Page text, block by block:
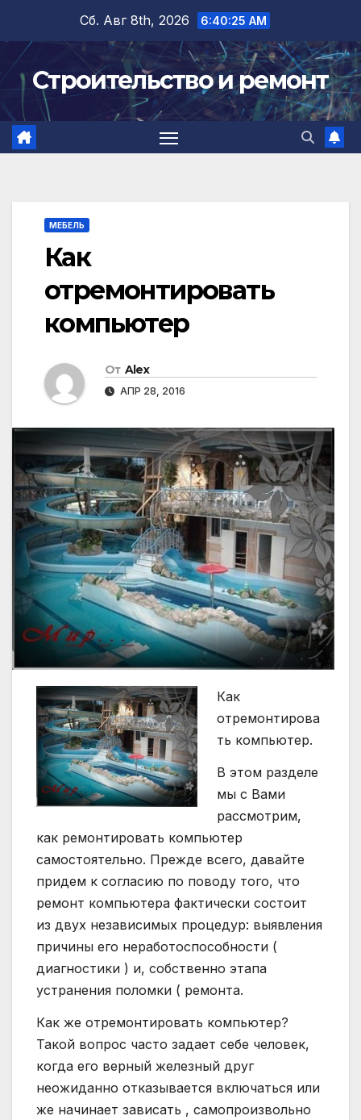
содержимому
Сб. Авг 8th, 2026 6:40:26 AM
Строительство и ремонт
МЕБЕЛЬ
Как
отремонтировать
компьютер
От Alex
АПР 28, 2016
Как
отремонтирова
ть компьютер.
В этом разделе
мы с Вами
рассмотрим,
как ремонтировать компьютер
самостоятельно. Прежде всего, давайте
придем к согласию по поводу того, что
ремонт компьютера фактически состоит
из двух независимых процедур: выявления
причины его неработоспособности (
диагностики ) и, собственно этапа
устранения поломки ( ремонта.
Как же отремонтировать компьютер?
Такой вопрос часто задает себе человек,
когда его верный железный друг
неожиданно отказывается включаться или
же начинает зависать , самопроизвольно